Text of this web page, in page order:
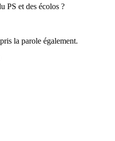
PS et des écolos ?
la parole également.